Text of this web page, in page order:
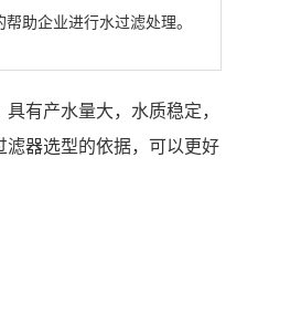
助企业进行水过滤处理。
有产水量大，水质稳定，
器选型的依据，可以更好